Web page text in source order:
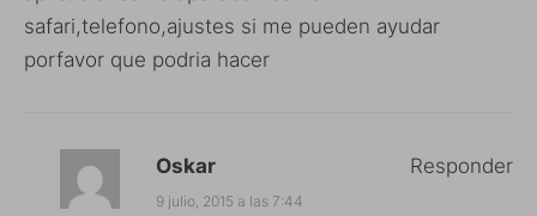
safari,telefono,ajustes si me pueden ayudar
porfavor que podria hacer
Oskar
9 julio, 2015 a las 7:44
Responder